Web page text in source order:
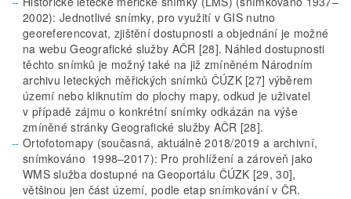
2002): Jednotlivé snímky, pro využití v GIS nutno
georeferencovat, zjištění dostupnosti a objednání je možné
na webu Geografické služby AČR [28]. Náhled dostupnosti
těchto snímků je možný také na již zmíněném Národním
archivu leteckých měřických snímků ČÚZK [27] výběrem
území nebo kliknutím do plochy mapy, odkud je uživatel
v případě zájmu o konkrétní snímky odkázán na výše
zmíněné stránky Geografické služby AČR [28].
Ortofotomapy (současná, aktuálně 2018/2019 a archivní,
snímkováno 1998–2017): Pro prohlížení a zároveň jako
WMS služba dostupné na Geoportálu ČÚZK [29, 30],
většinou jen část území, podle etap snímkování v ČR.